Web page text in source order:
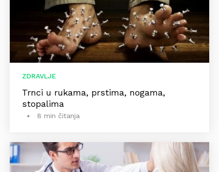
ZDRAVLJE
Trnci u rukama, prstima, nogama,
stopalima
8 min čitanja